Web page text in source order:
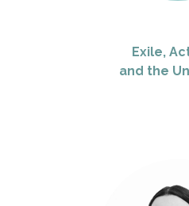
Exile,
and the